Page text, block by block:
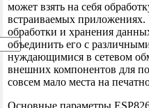
может взять на себя
встраиваемых
обработки и хранения
объединить его с
нуждающимися в сетевом
внешних компонентов для
совсем мало места на
Основные параметры